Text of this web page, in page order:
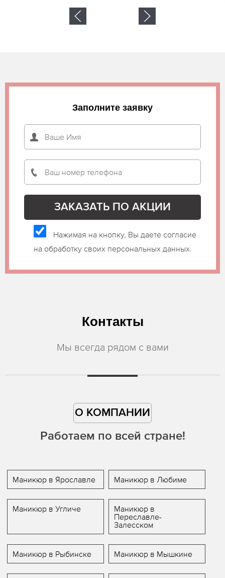
Заполните заявку
Нажимая на кнопку, Вы даете согласие
на обработку своих персональных данных.
Контакты
Мы всегда рядом с вами
О КОМПАНИИ
Работаем по всей стране!
Маникюр в Ярославле Маникюр в Любиме
Маникюр в Угличе
Маникюр в
Переславле-
Залесском
Маникюр в Рыбинске Маникюр в Мышкине